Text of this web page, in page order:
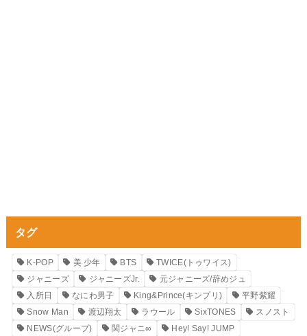
タグ
K-POP 美 少年 BTS
TWICE(トゥワイス)
ジャニーズ
ジャニーズJr.
元ジャニーズ/辞めジュ
入所日
なにわ男子 King&Prince(キンプリ)
平野紫耀
Snow Man
渡辺翔太 ラウール SixTONES
スノスト
NEWS(グループ)
関ジャニ∞ Hey! Say! JUMP